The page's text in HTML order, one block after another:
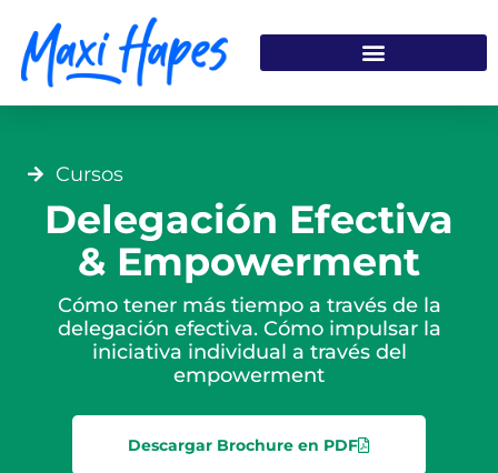
contenido
Cursos
Delegación Efectiva
& Empowerment
Cómo tener más tiempo a través de la
delegación efectiva. Cómo impulsar la
iniciativa individual a través del
empowerment
Descargar Brochure en PDF